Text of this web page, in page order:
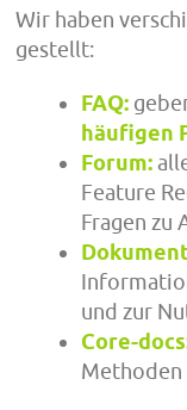
Wir haben
gestellt:
FAQ:
häufigen
Forum:
Feature
Fragen zu
und zur
Core-
Methoden